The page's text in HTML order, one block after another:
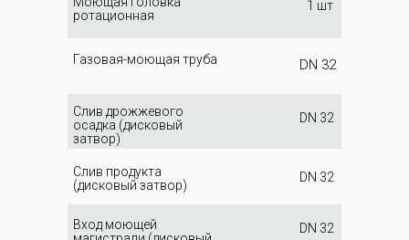
1 шт
DN 32
ротационная
Газовая-моющая труба
Слив дрожжевого
осадка (дисковый
затвор)
Вход моющей
DN 32
Слив продукта
(дисковый затвор)
DN 32
DN 32